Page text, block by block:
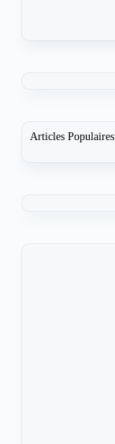
Articles Populaires